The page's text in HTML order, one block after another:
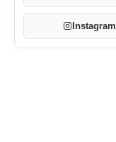
Instagram